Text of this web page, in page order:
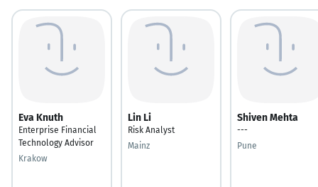
Eva Knuth
Enterprise Financial
Technology Advisor
Krakow
Lin Li
Risk Analyst
Mainz
Shiven Mehta
---
Pune